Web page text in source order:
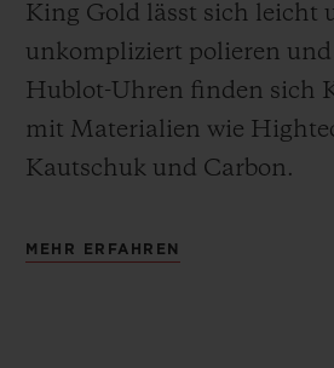
King Gold lässt sich leicht
unkompliziert polieren
Hublot-Uhren finden sich
mit Materialien wie
Kautschuk und Carbon.
MEHR ERFAHREN